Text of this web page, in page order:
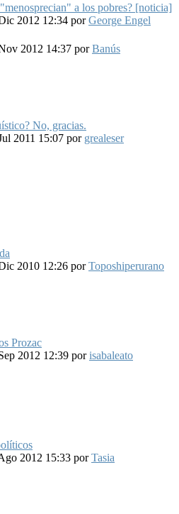
a los pobres? [noticia]
2012 12:34 porGeorge Engel
2012 14:37 porBanús
No, gracias.
2011 15:07 por grealeser
2010 12:26 porToposhiperurano
Prozac
2012 12:39 porisabaleato
2012 15:33 porTasia